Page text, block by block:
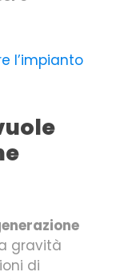
l’impianto
gravità
di